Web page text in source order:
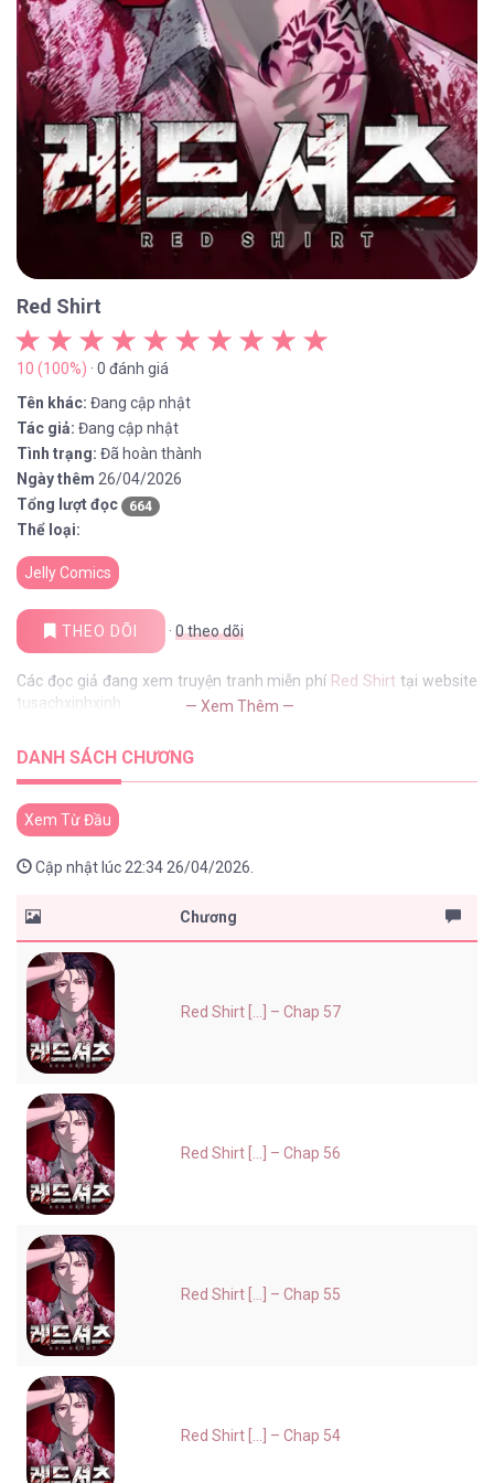
Red Shirt
10 (100%) · 0 đánh giá
Tên khác: Đang cập nhật
Tác giả: Đang cập nhật
Tình trạng: Đã hoàn thành
Ngày thêm 26/04/2026
Tổng lượt đọc
664
Thể loại:
Jelly Comics
THEO DÕI · 0theo dõi
Các đọc giả đang xem truyện tranh miễn phí Red Shirt tại website
tusachxinhxinh
— Xem Thêm —
DANH SÁCH CHƯƠNG
Xem Từ Đầu
Cập nhật lúc 22:34 26/04/2026.
Chương
Red Shirt [...] – Chap 57
Red Shirt [...] – Chap 56
Red Shirt [...] – Chap 55
Red Shirt [...] – Chap 54